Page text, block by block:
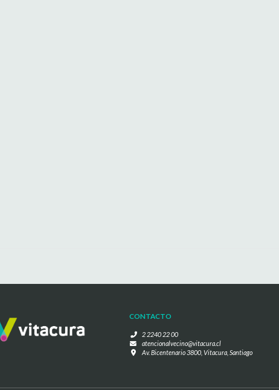
CONTACTO
2 2240 22 00
atencionalvecino@vitacura.cl
Av. Bicentenario 3800, Vitacura, Santiago